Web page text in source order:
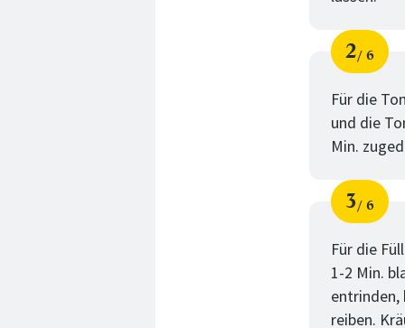
2
von
6
Für die
und die
Min.
3
von
6
Für die
1-2 Min.
entrinden,
reiben.